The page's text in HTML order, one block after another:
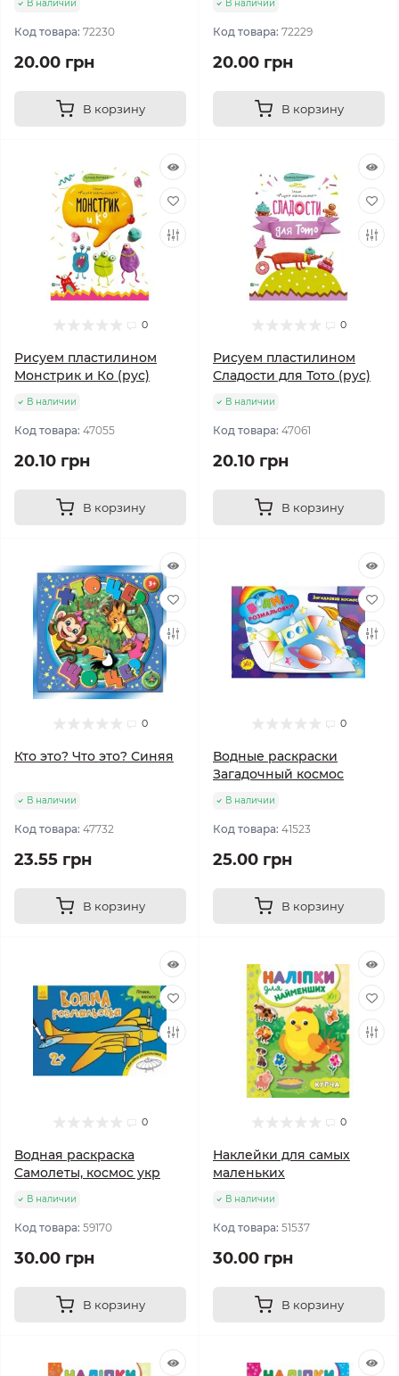
В наличии
Код товара: 72230
20.00 грн
В корзину
В наличии
Код товара: 72229
20.00 грн
В корзину
0
Рисуем пластилином
Монстрик и Ко (рус)
В наличии
Код товара: 47055
20.10 грн
В корзину
0
Рисуем пластилином
Сладости для Тото (рус)
В наличии
Код товара: 47061
20.10 грн
В корзину
0
Кто это? Что это? Синяя
В наличии
Код товара: 47732
23.55 грн
В корзину
0
Водные раскраски
Загадочный космос
В наличии
Код товара: 41523
25.00 грн
В корзину
0
Водная раскраска
Самолеты, космос укр
В наличии
Код товара: 59170
30.00 грн
В корзину
0
Наклейки для самых
маленьких
В наличии
Код товара: 51537
30.00 грн
В корзину